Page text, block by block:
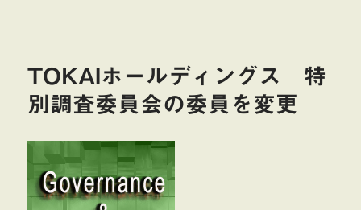
TOKAIホールディングス 特
別調査委員会の委員を変更